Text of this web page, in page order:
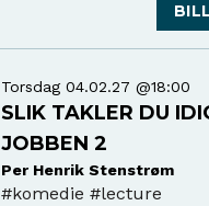
Torsdag 04.02.27 @18:00
SLIK TAKLER DU
JOBBEN 2
Per Henrik Stenstrøm
#komedie #lecture